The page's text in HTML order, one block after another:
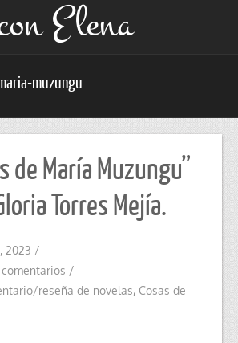
Elena
muzungu
de María Muzungu”
Torres Mejía.
2023 /
/
reseña de novelas, Cosas de